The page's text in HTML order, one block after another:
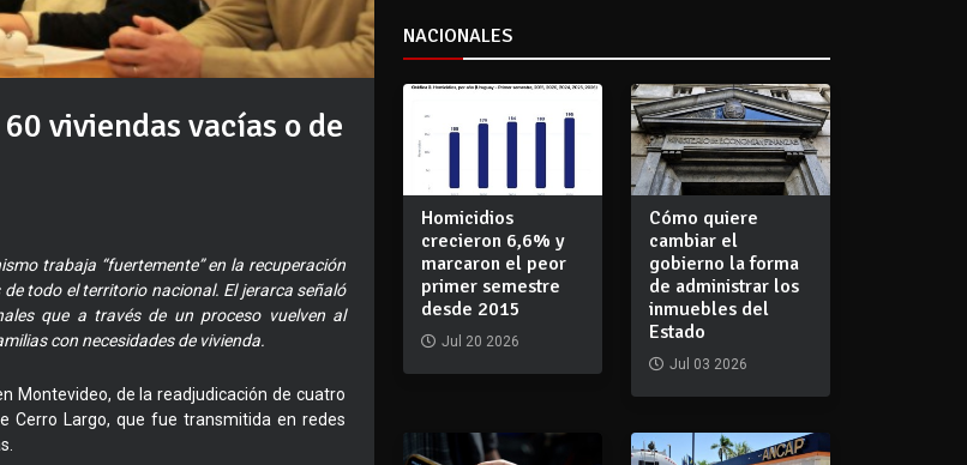
viviendas vacías o de
trabaja “fuertemente” en la recuperación
todo el territorio nacional. El jerarca señaló
que a través de un proceso vuelven al
con necesidades de vivienda.
Montevideo, de la readjudicación de cuatro
Cerro Largo, que fue transmitida en redes
NACIONALES
Homicidios
crecieron 6,6% y
marcaron el peor
primer semestre
desde 2015
Jul 20 2026
Cómo quiere
cambiar el
gobierno la forma
de administrar los
inmuebles del
Estado
Jul 03 2026